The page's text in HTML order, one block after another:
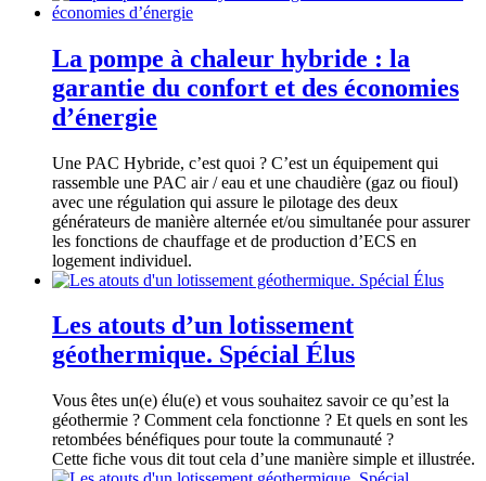
La pompe à chaleur hybride : la
garantie du confort et des économies
d’énergie
Une PAC Hybride, c’est quoi ? C’est un équipement qui
rassemble une PAC air / eau et une chaudière (gaz ou fioul)
avec une régulation qui assure le pilotage des deux
générateurs de manière alternée et/ou simultanée pour assurer
les fonctions de chauffage et de production d’ECS en
logement individuel.
Les atouts d’un lotissement
géothermique. Spécial Élus
Vous êtes un(e) élu(e) et vous souhaitez savoir ce qu’est la
géothermie ? Comment cela fonctionne ? Et quels en sont les
retombées bénéfiques pour toute la communauté ?
Cette fiche vous dit tout cela d’une manière simple et illustrée.